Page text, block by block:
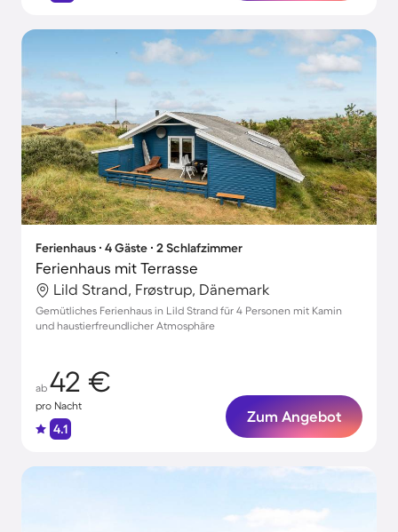
Ferienhaus ∙ 4 Gäste ∙ 2 Schlafzimmer
Ferienhaus mit Terrasse
Lild Strand, Frøstrup, Dänemark
Gemütliches Ferienhaus in Lild Strand für 4 Personen mit Kamin
und haustierfreundlicher Atmosphäre
ab 42 €
pro Nacht
4.1
Zum Angebot